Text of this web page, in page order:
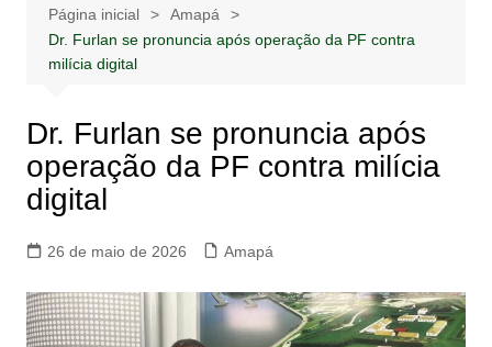
Página inicial
Amapá
Dr. Furlan se pronuncia após operação da PF contra
milícia digital
Dr. Furlan se pronuncia após
operação da PF contra milícia
digital
26 de maio de 2026 Amapá